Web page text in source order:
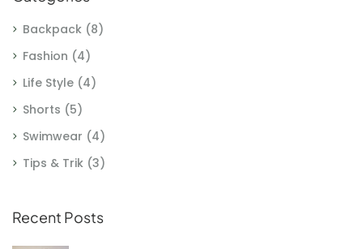
Backpack (8)
Fashion (4)
Life Style (4)
Shorts (5)
Swimwear (4)
Tips & Trik (3)
Recent Posts